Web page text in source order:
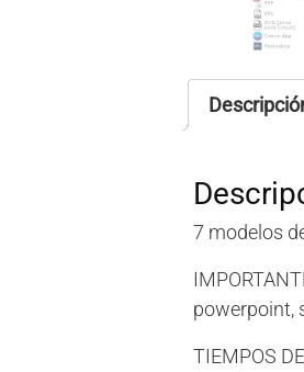
7 modelos
powerpoint,
TIEMPOS